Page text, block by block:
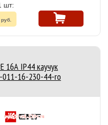
шт:
руб.
16А IP44 каучук
011-16-230-44-ro